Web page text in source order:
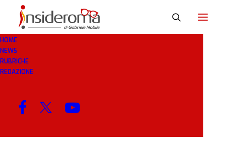
HOME
NEWS
RUBRICHE
REDAZIONE
SEGUIRLA
MENU